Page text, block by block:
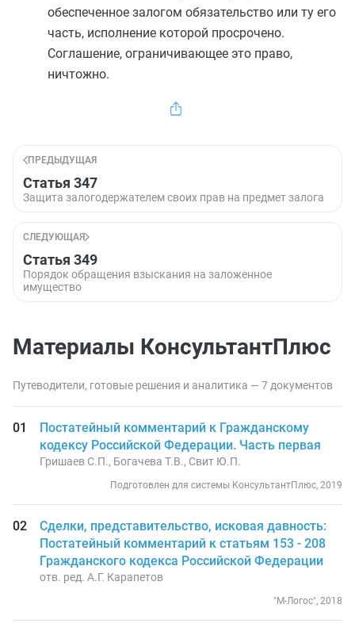
обеспеченное залогом обязательство или ту его
часть, исполнение которой просрочено.
Соглашение, ограничивающее это право,
ничтожно.
ПРЕДЫДУЩАЯ
Статья 347
Защита залогодержателем своих прав на предмет залога
СЛЕДУЮЩАЯ
Статья 349
Порядок обращения взыскания на заложенное
имущество
Материалы КонсультантПлюс
Путеводители, готовые решения и аналитика — 7 документов
Постатейный комментарий к Гражданскому
кодексу Российской Федерации. Часть первая
Гришаев С.П., Богачева Т.В., Свит Ю.П.
Подготовлен для системы КонсультантПлюс, 2019
Сделки, представительство, исковая давность:
Постатейный комментарий к статьям 153 - 208
Гражданского кодекса Российской Федерации
отв. ред. А.Г. Карапетов
"М-Логос", 2018